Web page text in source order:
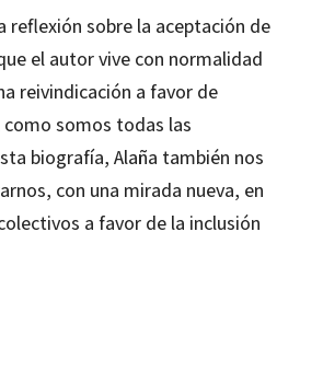
reflexión sobre la aceptación de
el autor vive con normalidad
reivindicación a favor de
somos todas las
biografía, Alaña también nos
con una mirada nueva, en
a favor de la inclusión